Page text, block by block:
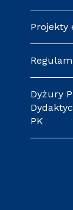
Projekty
Dyżury
PK